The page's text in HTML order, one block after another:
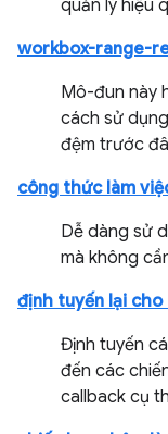
quản lý hiệu
workbox-range-
Mô-đun này
cách sử
đệm trước
công thức làm
Dễ dàng sử
mà không
định tuyến lại cho
Định tuyến
đến các
callback cụ